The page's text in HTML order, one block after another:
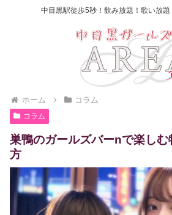
中目黒駅徒歩5秒！飲み放題！歌い放
ホーム コラム
コラム
巣鴨のガールズバーnで楽しむ
方